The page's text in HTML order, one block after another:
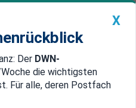
Geldanlage Premium
China
X
Der DWN-
die wichtigsten
Für alle, deren Postfach